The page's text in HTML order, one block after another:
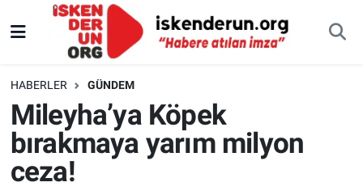
HABERLER GÜNDEM
Mileyha’ya Köpek
bırakmaya yarım milyon
ceza!